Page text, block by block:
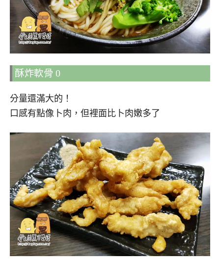
酥炸軟骨 0
分量還滿大的！
口感有點像卜肉，但裡面比卜肉嫩多了